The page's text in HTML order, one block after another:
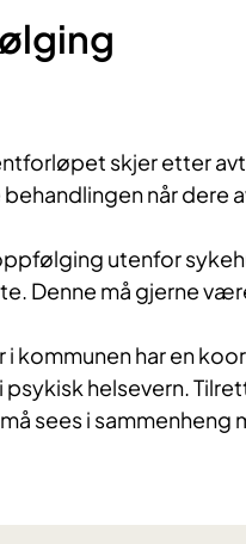
skjer etter
behandlingen når dere
utenfor
Denne må gjerne
kommunen har en
helsevern.
sees i sammenheng